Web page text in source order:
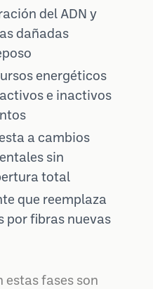
del ADN y
dañadas
energéticos
e inactivos
a cambios
sin
total
que reemplaza
por fibras nuevas
estas fases son